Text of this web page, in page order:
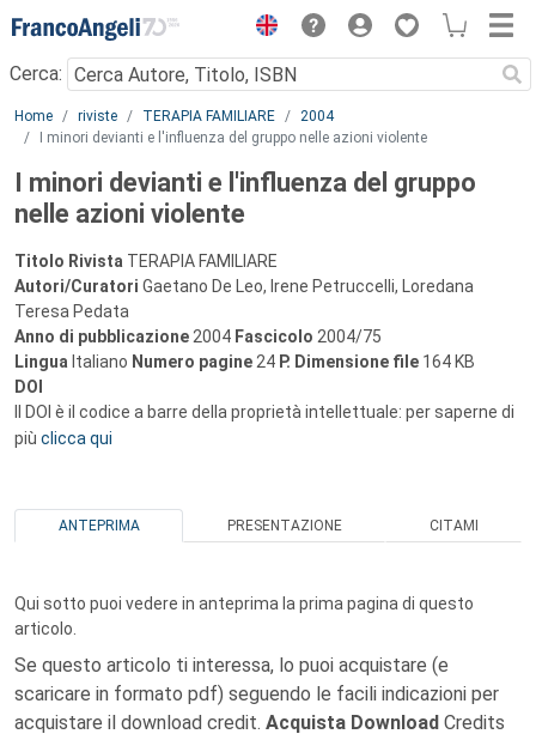
Menu
Cerca:
Main content
Home riviste TERAPIA FAMILIARE
2004
I minori devianti e l'influenza del gruppo nelle azioni violente
I minori devianti e l'influenza del gruppo
nelle azioni violente
Titolo Rivista TERAPIA FAMILIARE
Autori/Curatori Gaetano De Leo, Irene Petruccelli, Loredana
Teresa Pedata
Anno di pubblicazione 2004 Fascicolo 2004/75
Lingua Italiano Numero pagine 24 P. Dimensione file 164 KB
DOI
Il DOI è il codice a barre della proprietà intellettuale: per saperne di
più clicca qui
ANTEPRIMA PRESENTAZIONE CITAMI
Qui sotto puoi vedere in anteprima la prima pagina di questo
articolo.
Se questo articolo ti interessa, lo puoi acquistare (e
scaricare in formato pdf) seguendo le facili indicazioni per
acquistare il download credit. Acquista Download Credits